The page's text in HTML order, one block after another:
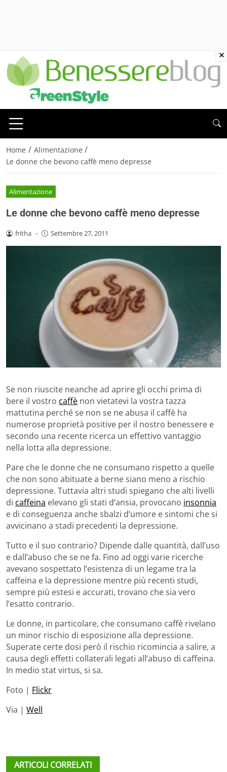
Home / Alimentazione /
Le donne che bevono caffè meno depresse
Alimentazione
Le donne che bevono caffè meno depresse
fritha - Settembre 27, 2011
Se non riuscite neanche ad aprire gli occhi prima di
bere il vostro caffè non vietatevi la vostra tazza
mattutina perché se non se ne abusa il caffè ha
numerose proprietà positive per il nostro benessere e
secondo una recente ricerca un effettivo vantaggio
nella lotta alla depressione.
Pare che le donne che ne consumano rispetto a quelle
che non sono abituate a berne siano meno a rischio
depressione. Tuttavia altri studi spiegano che alti livelli
di caffeina elevano gli stati d’ansia, provocano insonnia
e di conseguenza anche sbalzi d’umore e sintomi che si
avvicinano a stadi precedenti la depressione.
Tutto e il suo contrario? Dipende dalle quantità, dall’uso
e dall’abuso che se ne fa. Fino ad oggi varie ricerche
avevano sospettato l’esistenza di un legame tra la
caffeina e la depressione mentre più recenti studi,
sempre più estesi e accurati, trovano che sia vero
l’esatto contrario.
Le donne, in particolare, che consumano caffè rivelano
un minor rischio di esposizione alla depressione.
Superate certe dosi però il rischio ricomincia a salire, a
causa degli effetti collaterali legati all’abuso di caffeina.
In medio stat virtus, si sa.
Foto | Flickr
Via | Well
ARTICOLI CORRELATI
×